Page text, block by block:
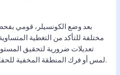
بعد وضع الكونسيلر، قومي
مختلفة للتأكد من التغطية
تعديلات ضرورية لتحقيق
لمس أو فرك المنطقة المخفية للحفاظ على سلامتها وطول عمرها.